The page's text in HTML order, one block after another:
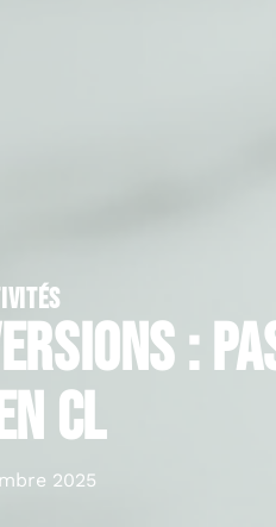
:
cl
2025